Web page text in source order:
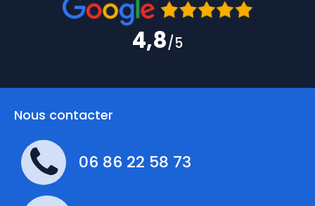
4,8/5
Nous contacter
06 86 22 58 73